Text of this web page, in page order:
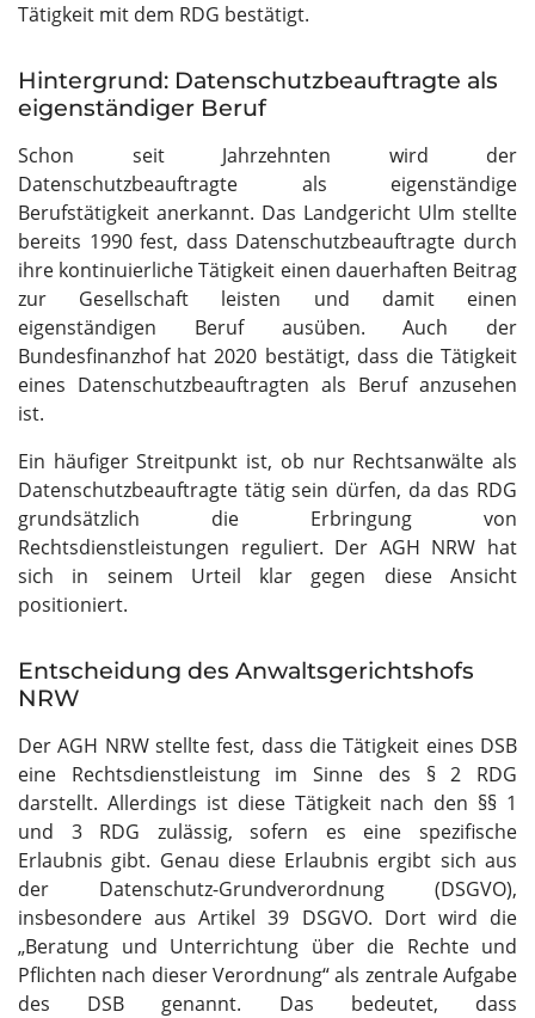
Tätigkeit mit dem RDG bestätigt.
Hintergrund: Datenschutzbeauftragte als
eigenständiger Beruf
Schon seit Jahrzehnten wird der
Datenschutzbeauftragte als eigenständige
Berufstätigkeit anerkannt. Das Landgericht Ulm stellte
bereits 1990 fest, dass Datenschutzbeauftragte durch
ihre kontinuierliche Tätigkeit einen dauerhaften Beitrag
zur Gesellschaft leisten und damit einen
eigenständigen Beruf ausüben. Auch der
Bundesfinanzhof hat 2020 bestätigt, dass die Tätigkeit
eines Datenschutzbeauftragten als Beruf anzusehen
ist.
Ein häufiger Streitpunkt ist, ob nur Rechtsanwälte als
Datenschutzbeauftragte tätig sein dürfen, da das RDG
grundsätzlich die Erbringung von
Rechtsdienstleistungen reguliert. Der AGH NRW hat
sich in seinem Urteil klar gegen diese Ansicht
positioniert.
Entscheidung des Anwaltsgerichtshofs
NRW
Der AGH NRW stellte fest, dass die Tätigkeit eines DSB
eine Rechtsdienstleistung im Sinne des § 2 RDG
darstellt. Allerdings ist diese Tätigkeit nach den §§ 1
und 3 RDG zulässig, sofern es eine spezifische
Erlaubnis gibt. Genau diese Erlaubnis ergibt sich aus
der Datenschutz-Grundverordnung (DSGVO),
insbesondere aus Artikel 39 DSGVO. Dort wird die
„Beratung und Unterrichtung über die Rechte und
Pflichten nach dieser Verordnung“ als zentrale Aufgabe
des DSB genannt. Das bedeutet, dass